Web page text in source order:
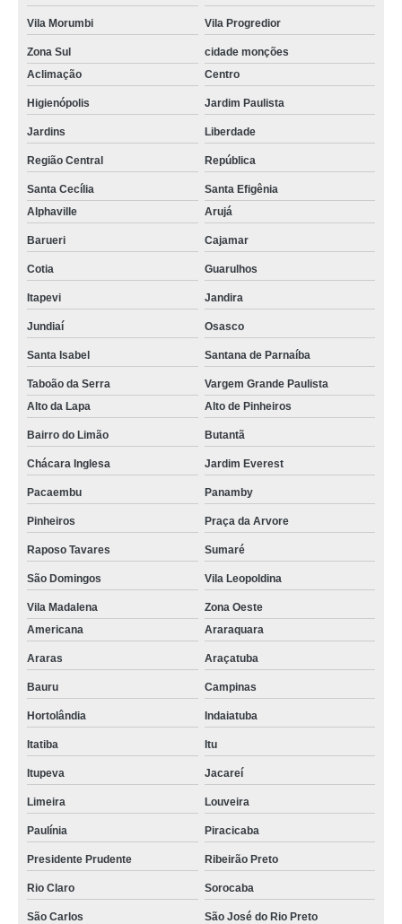
Vila Morumbi Vila Progredior
Zona Sul
cidade monções
Aclimação
Centro
Higienópolis Jardim Paulista
Jardins Liberdade
Região Central República
Santa Cecília
Santa Efigênia
Alphaville
Arujá
Barueri Cajamar
Cotia Guarulhos
Itapevi Jandira
Jundiaí Osasco
Santa Isabel Santana de Parnaíba
Taboão da Serra
Vargem Grande Paulista
Alto da Lapa
Alto de Pinheiros
Bairro do Limão Butantã
Chácara Inglesa Jardim Everest
Pacaembu Panamby
Pinheiros Praça da Arvore
Raposo Tavares Sumaré
São Domingos Vila Leopoldina
Vila Madalena
Zona Oeste
Americana
Araraquara
Araras Araçatuba
Bauru Campinas
Hortolândia Indaiatuba
Itatiba Itu
Itupeva Jacareí
Limeira Louveira
Paulínia Piracicaba
Presidente Prudente Ribeirão Preto
Rio Claro Sorocaba
São Carlos São José do Rio Preto